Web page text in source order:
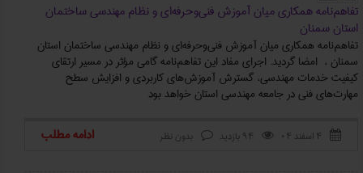
تفاهم‌نامه همکاری میان آموزش فنی‌وحرفه‌ای و نظام مهندسی ساختمان
استان سمنان
تفاهم‌نامه همکاری میان آموزش فنی‌وحرفه‌ای و نظام مهندسی ساختمان استان
سمنان ، امضا گردید. اجرای مفاد این تفاهم‌نامه گامی مؤثر در مسیر ارتقای
کیفیت خدمات مهندسی، گسترش آموزش‌های کاربردی و افزایش سطح
مهارت‌های فنی در جامعه مهندسی استان خواهد بود
 ۴ اسفند ۰۴  94 بازدید  بدون نظر ادامه مطلب